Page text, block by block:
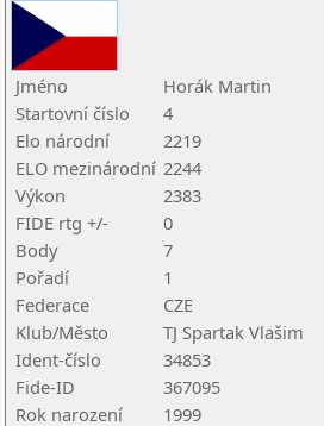
Jméno
Horák Martin
Startovní číslo
4
Elo národní
2219
ELO mezinárodní 2244
Výkon
2383
FIDE rtg +/-
0
Body
7
Pořadí
1
Federace
CZE
Klub/Město
TJ Spartak Vlašim
Ident-číslo
34853
Fide-ID
367095
Rok narození
1999